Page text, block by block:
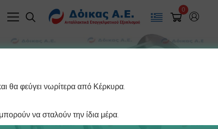
0
θα φεύγει νωρίτερα από Κέρκυρα.
να σταλούν την ίδια μέρα.